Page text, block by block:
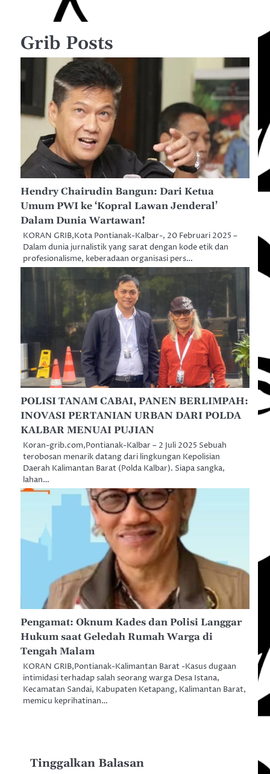
Grib Posts
Hendry Chairudin Bangun: Dari Ketua
Umum PWI ke ‘Kopral Lawan Jenderal’
Dalam Dunia Wartawan!
KORAN GRIB,Kota Pontianak-Kalbar-, 20 Februari 2025 –
Dalam dunia jurnalistik yang sarat dengan kode etik dan
profesionalisme, keberadaan organisasi pers…
POLISI TANAM CABAI, PANEN BERLIMPAH:
INOVASI PERTANIAN URBAN DARI POLDA
KALBAR MENUAI PUJIAN
Koran-grib.com,Pontianak-Kalbar – 2 Juli 2025 Sebuah
terobosan menarik datang dari lingkungan Kepolisian
Daerah Kalimantan Barat (Polda Kalbar). Siapa sangka,
lahan…
Pengamat: Oknum Kades dan Polisi Langgar
Hukum saat Geledah Rumah Warga di
Tengah Malam
KORAN GRIB,Pontianak-Kalimantan Barat -Kasus dugaan
intimidasi terhadap salah seorang warga Desa Istana,
Kecamatan Sandai, Kabupaten Ketapang, Kalimantan Barat,
memicu keprihatinan…
Tinggalkan Balasan